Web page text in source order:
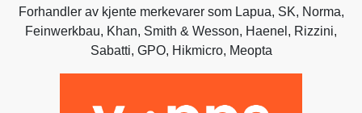
Forhandler av kjente merkevarer som Lapua, SK, Norma,
Feinwerkbau, Khan, Smith & Wesson, Haenel , Rizzini,
Sabatti, GPO, Hikmicro, Meopta